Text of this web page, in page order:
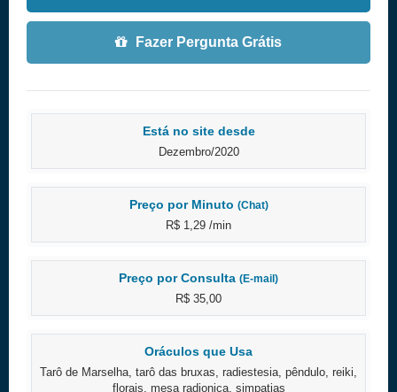
Fazer Pergunta Grátis
Está no site desde
Dezembro/2020
Preço por Minuto (Chat)
R$ 1,29 /min
Preço por Consulta (E-mail)
R$ 35,00
Oráculos que Usa
Tarô de Marselha, tarô das bruxas, radiestesia, pêndulo, reiki,
florais, mesa radionica, simpatias